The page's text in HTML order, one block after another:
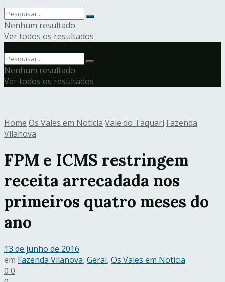
Nenhum resultado
Ver todos os resultados
Nenhum resultado
Ver todos os resultados
Home Os Vales em Notícia Vale do Taquari Fazenda
Vilanova
FPM e ICMS restringem
receita arrecadada nos
primeiros quatro meses do
ano
13 de junho de 2016
em Fazenda Vilanova, Geral, Os Vales em Notícia
0 0